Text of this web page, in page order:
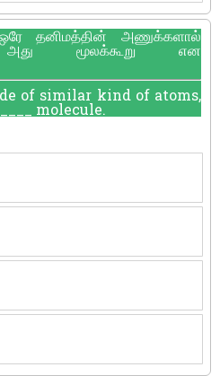
தனிமத்தின் அணுக்களால்
அது மூலக்கூறு என
of similar kind of atoms,
molecule.